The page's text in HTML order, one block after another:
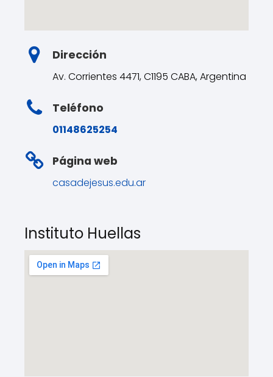
Dirección
Av. Corrientes 4471, C1195 CABA, Argentina
Teléfono
01148625254
Página web
casadejesus.edu.ar
Instituto Huellas